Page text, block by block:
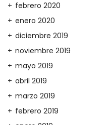
febrero 2020
enero 2020
diciembre 2019
noviembre 2019
mayo 2019
abril 2019
marzo 2019
febrero 2019